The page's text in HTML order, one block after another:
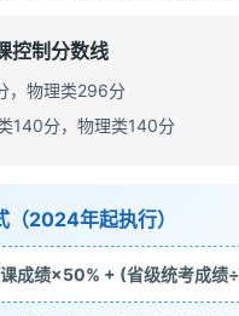
控制分数线
，物理类296分
140分，物理类140分
（2024年起执行）
成绩×50% + (省级统考成